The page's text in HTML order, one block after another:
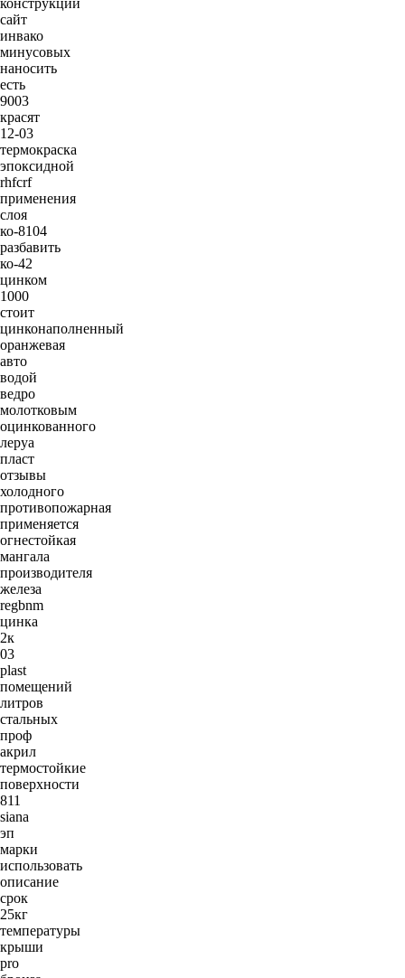
конструкций
сайт
инвако
минусовых
наносить
есть
9003
красят
12-03
термокраска
эпоксидной
rhfcrf
применения
слоя
ко-8104
разбавить
ко-42
цинком
1000
стоит
цинконаполненный
оранжевая
авто
водой
ведро
молотковым
оцинкованного
леруа
пласт
отзывы
холодного
противопожарная
применяется
огнестойкая
мангала
производителя
железа
regbnm
цинка
2к
03
plast
помещений
литров
стальных
проф
акрил
термостойкие
поверхности
811
siana
эп
марки
использовать
описание
срок
25кг
температуры
крыши
pro